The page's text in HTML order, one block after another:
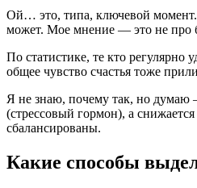
Ой… это, типа, ключевой момент.
может. Мое мнение — это не про
По статистике, те кто регулярно
общее чувство счастья тоже
Я не знаю, почему так, но думаю
(стрессовый гормон), а
сбалансированы.
Какие способы